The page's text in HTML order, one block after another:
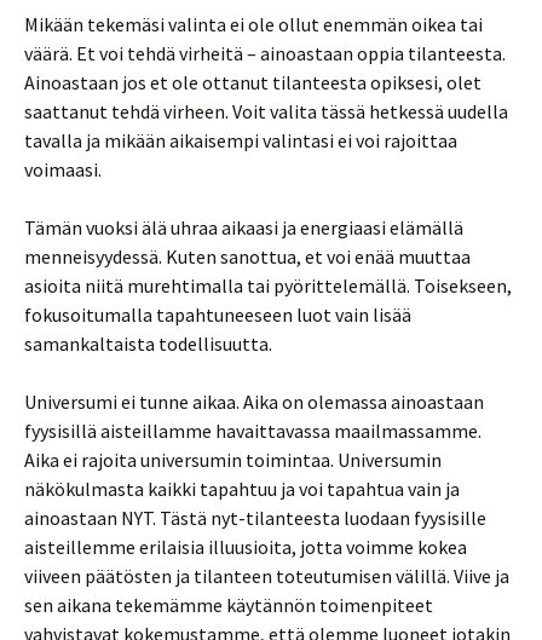
Mikään tekemäsi valinta ei ole ollut enemmän oikea tai
väärä. Et voi tehdä virheitä – ainoastaan oppia tilanteesta.
Ainoastaan jos et ole ottanut tilanteesta opiksesi, olet
saattanut tehdä virheen. Voit valita tässä hetkessä uudella
tavalla ja mikään aikaisempi valintasi ei voi rajoittaa
voimaasi.
Tämän vuoksi älä uhraa aikaasi ja energiaasi elämällä
menneisyydessä. Kuten sanottua, et voi enää muuttaa
asioita niitä murehtimalla tai pyörittelemällä. Toisekseen,
fokusoitumalla tapahtuneeseen luot vain lisää
samankaltaista todellisuutta.
Universumi ei tunne aikaa. Aika on olemassa ainoastaan
fyysisillä aisteillamme havaittavassa maailmassamme.
Aika ei rajoita universumin toimintaa. Universumin
näkökulmasta kaikki tapahtuu ja voi tapahtua vain ja
ainoastaan NYT. Tästä nyt-tilanteesta luodaan fyysisille
aisteillemme erilaisia illuusioita, jotta voimme kokea
viiveen päätösten ja tilanteen toteutumisen välillä. Viive ja
sen aikana tekemämme käytännön toimenpiteet
vahvistavat kokemustamme, että olemme luoneet jotakin